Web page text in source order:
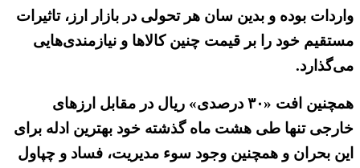
واردات بوده و بدین سان هر تحولی در بازار ارز، تاثیرات
مستقیم خود را بر قیمت چنین کالاها و نیازمندی‌هایی
می‌گذارد.
همچنین افت «۳۰ درصدی» ریال در مقابل ارزهای
خارجی تنها طی هشت ماه گذشته خود بهترین ادله برای
این بحران و همچنین وجود سوء مدیریت، فساد و چپاول